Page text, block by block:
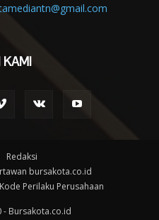
KAMI
Redaksi
bursakota.co.id
Kode Perilaku Perusahaan
Bursakota.co.id